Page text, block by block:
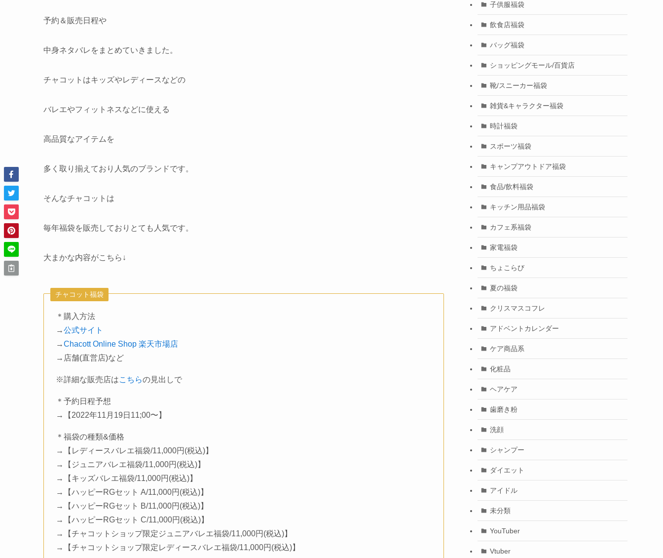
予約＆販売日程や
中身ネタバレをまとめていきました。
チャコットはキッズやレディースなどの
バレエやフィットネスなどに使える
高品質なアイテムを
多く取り揃えており人気のブランドです。
そんなチャコットは
毎年福袋を販売しておりとても人気です。
大まかな内容がこちら↓
チャコット福袋
＊購入方法
→公式サイト
→Chacott Online Shop 楽天市場店
→店舗(直営店)など
※詳細な販売店はこちらの見出しで
＊予約日程予想
→【2022年11月19日11;00〜】
＊福袋の種類&価格
→【レディースバレエ福袋/11,000円(税込)】
→【ジュニアバレエ福袋/11,000円(税込)】
→【キッズバレエ福袋/11,000円(税込)】
→【ハッピーRGセット A/11,000円(税込)】
→【ハッピーRGセット B/11,000円(税込)】
→【ハッピーRGセット C/11,000円(税込)】
→【チャコットショップ限定ジュニアバレエ福袋/11,000円(税込)】
→【チャコットショップ限定レディースバレエ福袋/11,000円(税込)】
子供服福袋
飲食店福袋
バッグ福袋
ショッピングモール/百貨店
靴/スニーカー福袋
雑貨&キャラクター福袋
時計福袋
スポーツ福袋
キャンプアウトドア福袋
食品/飲料福袋
キッチン用品福袋
カフェ系福袋
家電福袋
ちょこらび
夏の福袋
クリスマスコフレ
アドベントカレンダー
ケア商品系
化粧品
ヘアケア
歯磨き粉
洗顔
シャンプー
ダイエット
アイドル
未分類
YouTuber
Vtuber